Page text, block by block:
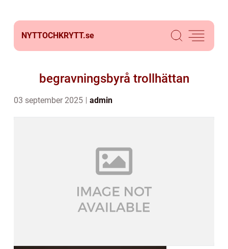
NYTTOCHKRYTT.se
begravningsbyrå trollhättan
03 september 2025 admin